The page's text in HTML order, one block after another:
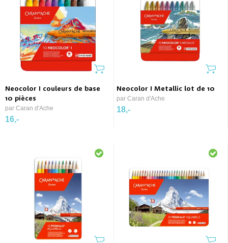
Neocolor I couleurs de base
10 pièces
par Caran d'Ache
16,-
Neocolor I Metallic lot de 10
par Caran d'Ache
18,-